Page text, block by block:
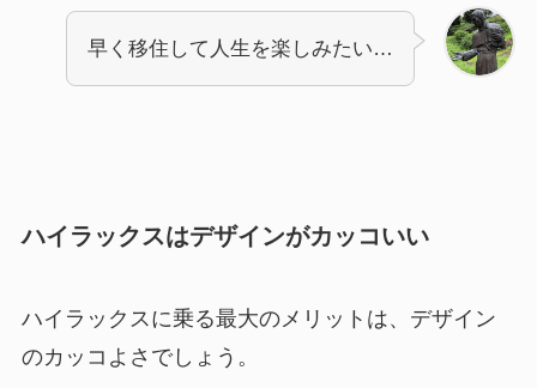
早く移住して人生を楽しみたい…
ハイラックスはデザインがカッコいい
ハイラックスに乗る最大のメリットは、デザイン
のカッコよさでしょう。